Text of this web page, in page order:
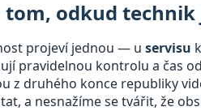
tom, odkud technik
projeví jednou — u servisu
pravidelnou kontrolu a čas
z druhého konce republiky
a nesnažíme se tvářit, že